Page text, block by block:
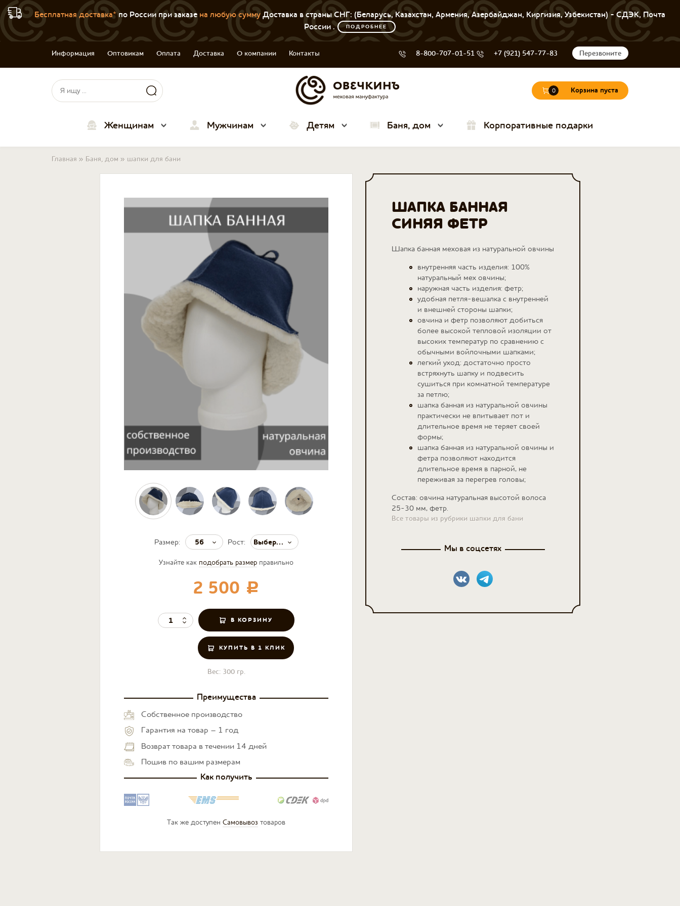
Бесплатная доставка*по России при заказе на любую суммуДоставка в страны СНГ: (Беларусь, Казахстан, Армения, Азербайджан, Киргизия, Узбекистан) - СДЭК, Почта
России .
ПОДРОБНЕЕ
Информация Оптовикам Оплата Доставка О компании Контакты 8-800-707-01-51 +7 (921) 547-77-83 Перезвоните
Форма поиска
Поиск
0 Корзина пуста
Женщинам Мужчинам Детям Баня, дом Корпоративные подарки
Вы здесь
Главная » Баня, дом » шапки для бани
Узнайте как подобрать размер правильно
2 500 c
Размер: 56 Рост: Выберите значение
КУПИТЬ В 1 КЛИК
Вес: 300 гр.
Преимущества
Собственное производство
Гарантия на товар – 1 год
Возврат товара в течении 14 дней
Пошив по вашим размерам
Как получить
Так же доступен Самовывоз товаров
ШАПКА БАННАЯ
СИНЯЯ ФЕТР
Шапка банная меховая из натуральной овчины
внутренняя часть изделия: 100%
натуральный мех овчины;
наружная часть изделия: фетр;
удобная петля-вешалка с внутренней
и внешней стороны шапки;
овчина и фетр позволяют добиться
более высокой тепловой изоляции от
высоких температур по сравнению с
обычными войлочными шапками;
легкий уход: достаточно просто
встряхнуть шапку и подвесить
сушиться при комнатной температуре
за петлю;
шапка банная из натуральной овчины
практически не впитывает пот и
длительное время не теряет своей
формы;
шапка банная из натуральной овчины и
фетра позволяют находится
длительное время в парной, не
переживая за перегрев головы;
Состав: овчина натуральная высотой волоса
25-30 мм, фетр.
Все товары из рубрики шапки для бани
Мы в соцсетях